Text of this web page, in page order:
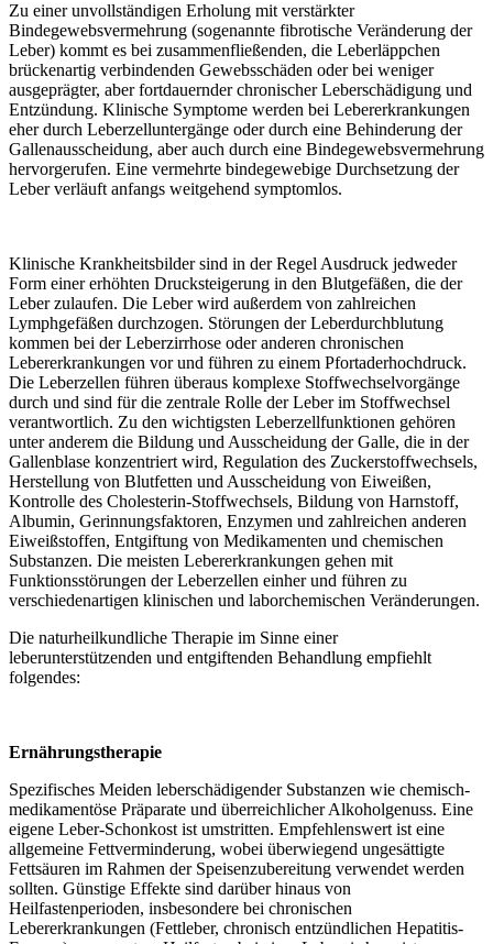
Zu einer unvollständigen Erholung mit verstärkter
Bindegewebsvermehrung (sogenannte fibrotische Veränderung der
Leber) kommt es bei zusammenfließenden, die Leberläppchen
brückenartig verbindenden Gewebsschäden oder bei weniger
ausgeprägter, aber fortdauernder chronischer Leberschädigung und
Entzündung. Klinische Symptome werden bei Lebererkrankungen
eher durch Leberzelluntergänge oder durch eine Behinderung der
Gallenausscheidung, aber auch durch eine Bindegewebsvermehrung
hervorgerufen. Eine vermehrte bindegewebige Durchsetzung der
Leber verläuft anfangs weitgehend symptomlos.
Klinische Krankheitsbilder sind in der Regel Ausdruck jedweder
Form einer erhöhten Drucksteigerung in den Blutgefäßen, die der
Leber zulaufen. Die Leber wird außerdem von zahlreichen
Lymphgefäßen durchzogen. Störungen der Leberdurchblutung
kommen bei der Leberzirrhose oder anderen chronischen
Lebererkrankungen vor und führen zu einem Pfortaderhochdruck.
Die Leberzellen führen überaus komplexe Stoffwechselvorgänge
durch und sind für die zentrale Rolle der Leber im Stoffwechsel
verantwortlich. Zu den wichtigsten Leberzellfunktionen gehören
unter anderem die Bildung und Ausscheidung der Galle, die in der
Gallenblase konzentriert wird, Regulation des Zuckerstoffwechsels,
Herstellung von Blutfetten und Ausscheidung von Eiweißen,
Kontrolle des Cholesterin-Stoffwechsels, Bildung von Harnstoff,
Albumin, Gerinnungsfaktoren, Enzymen und zahlreichen anderen
Eiweißstoffen, Entgiftung von Medikamenten und chemischen
Substanzen. Die meisten Lebererkrankungen gehen mit
Funktionsstörungen der Leberzellen einher und führen zu
verschiedenartigen klinischen und laborchemischen Veränderungen.
Die naturheilkundliche Therapie im Sinne einer
leberunterstützenden und entgiftenden Behandlung empfiehlt
folgendes:
Ernährungstherapie
Spezifisches Meiden leberschädigender Substanzen wie chemisch-
medikamentöse Präparate und überreichlicher Alkoholgenuss. Eine
eigene Leber-Schonkost ist umstritten. Empfehlenswert ist eine
allgemeine Fettverminderung, wobei überwiegend ungesättigte
Fettsäuren im Rahmen der Speisenzubereitung verwendet werden
sollten. Günstige Effekte sind darüber hinaus von
Heilfastenperioden, insbesondere bei chronischen
Lebererkrankungen (Fettleber, chronisch entzündlichen Hepatitis-